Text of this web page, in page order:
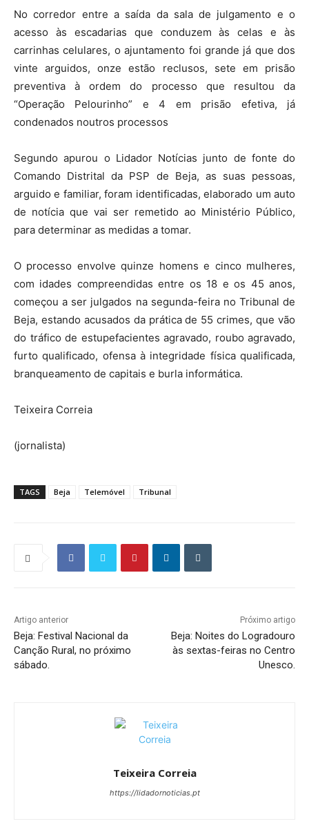
No corredor entre a saída da sala de julgamento e o
acesso às escadarias que conduzem às celas e às
carrinhas celulares, o ajuntamento foi grande já que dos
vinte arguidos, onze estão reclusos, sete em prisão
preventiva à ordem do processo que resultou da
“Operação Pelourinho” e 4 em prisão efetiva, já
condenados noutros processos
Segundo apurou o Lidador Notícias junto de fonte do
Comando Distrital da PSP de Beja, as suas pessoas,
arguido e familiar, foram identificadas, elaborado um auto
de notícia que vai ser remetido ao Ministério Público,
para determinar as medidas a tomar.
O processo envolve quinze homens e cinco mulheres,
com idades compreendidas entre os 18 e os 45 anos,
começou a ser julgados na segunda-feira no Tribunal de
Beja, estando acusados da prática de 55 crimes, que vão
do tráfico de estupefacientes agravado, roubo agravado,
furto qualificado, ofensa à integridade física qualificada,
branqueamento de capitais e burla informática.
Teixeira Correia
(jornalista)
TAGS Beja Telemóvel Tribunal
Artigo anterior
Beja: Festival Nacional da
Canção Rural, no próximo
sábado.
Próximo artigo
Beja: Noites do Logradouro
às sextas-feiras no Centro
Unesco.
Teixeira Correia
https://lidadornoticias.pt